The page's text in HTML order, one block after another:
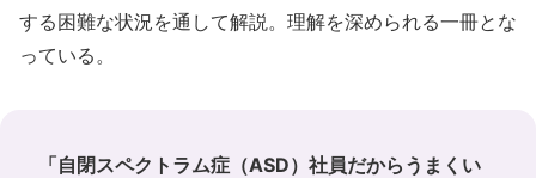
する困難な状況を通して解説。理解を深められる一冊とな
っている。
「自閉スペクトラム症（ASD）社員だからうまくい